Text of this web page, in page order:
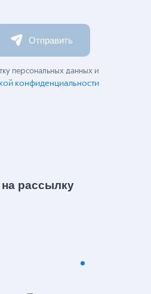
Отправить
персональных данных и
конфиденциальности
рассылку